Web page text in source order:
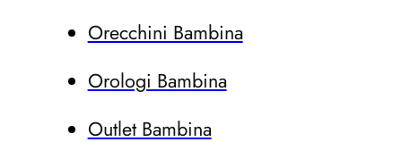
Orecchini Bambina
Orologi Bambina
Outlet Bambina